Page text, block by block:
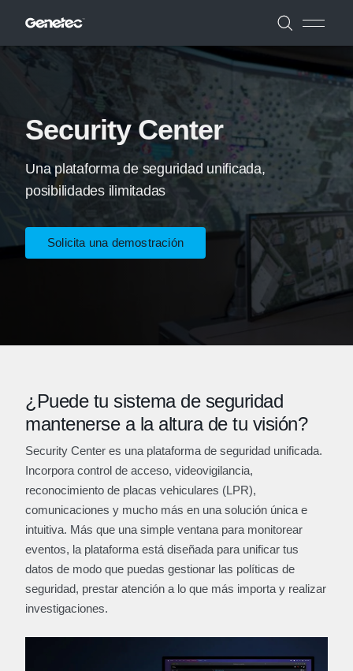
Security Center
Una plataforma de seguridad unificada,
posibilidades ilimitadas
Solicita una demostración
¿Puede tu sistema de seguridad
mantenerse a la altura de tu visión?
Security Center es una plataforma de seguridad unificada.
Incorpora control de acceso, videovigilancia,
reconocimiento de placas vehiculares (LPR),
comunicaciones y mucho más en una solución única e
intuitiva. Más que una simple ventana para monitorear
eventos, la plataforma está diseñada para unificar tus
datos de modo que puedas gestionar las políticas de
seguridad, prestar atención a lo que más importa y realizar
investigaciones.